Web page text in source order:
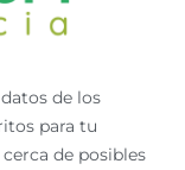
de los
para tu
de posibles